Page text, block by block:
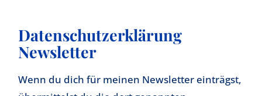
Datenschutzerklärung
Newsletter
Wenn du dich für meinen Newsletter einträgst,